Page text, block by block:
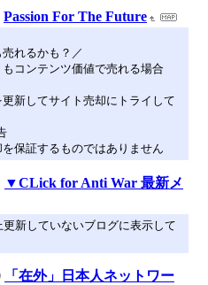
Passion For The Future
れるかも？／
コンテンツ価値で売れる場合
新してサイト売却にトライして
保証するものではありません
▼CLick for Anti War 最新メ
更新していないブログに表示して
「在外」日本人ネットワー